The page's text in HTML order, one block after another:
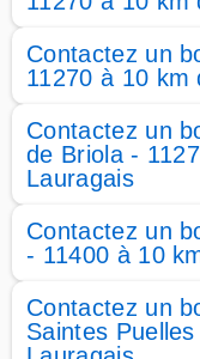
Contactez un
11270 à 10 km
Contactez un
de Briola -
Lauragais
Contactez un
- 11400 à 10
Contactez un
Saintes